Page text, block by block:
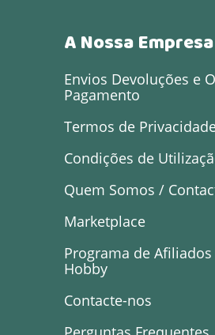
A Nossa Empresa
Envios Devoluções e
Pagamento
Termos de
Condições de
Quem Somos /
Marketplace
Programa de Afiliados
Hobby
Contacte-nos